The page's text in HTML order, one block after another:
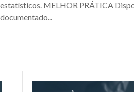
estatísticos. MELHOR PRÁTICA
documentado...